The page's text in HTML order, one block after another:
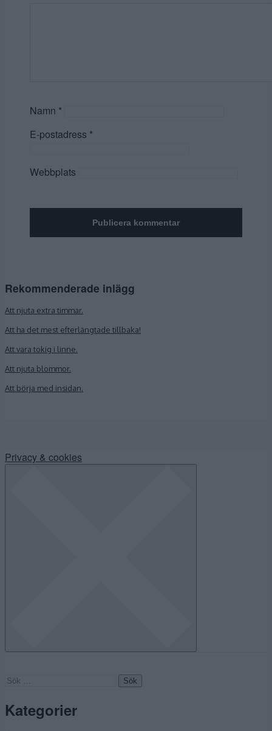
Namn *
E-postadress *
Webbplats
Rekommenderade inlägg
Att njuta extra timmar.
Att ha det mest efterlängtade tillbaka!
Att vara tokig i linne.
Att njuta blommor.
Att börja med insidan.
Privacy & cookies
Sök
Kategorier